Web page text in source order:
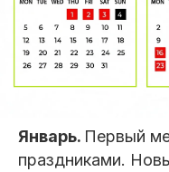
Январь. Первый
праздниками.